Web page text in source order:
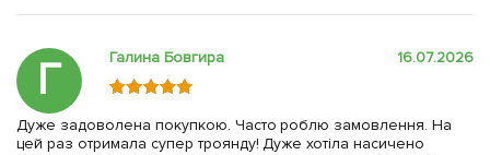
Г Галина Бовгира 16.07.2026
Дуже задоволена покупкою. Часто роблю замовлення. На
цей раз отримала супер троянду! Дуже хотіла насичено